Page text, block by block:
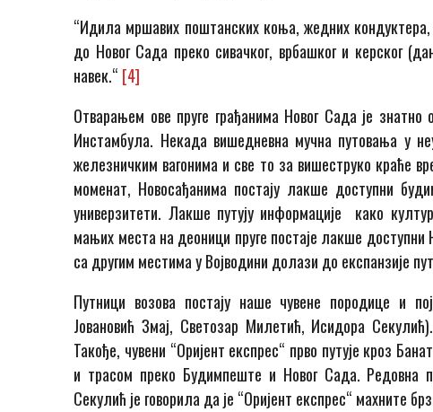
“Идила мршавих поштанских коња, жедних
до Новог Сада преко сивачког, врбашког и керског
навек.“ [4]
Отварањем ове пруге грађанима Новог Сада је
Инстамбула. Некада вишедневна мучна путовања у
железничким вагонима и све то за вишеструко краће
моменат, Новосађанима постају лакше доступни
универзитети. Лакше путују информације како
мањих места на деоници пруге постаје лакше
са другим местима у Војводини долази до експанзије
Путници возова постају наше чувене породице и
Јовановић Змај, Светозар Милетић, Исидора
Такође, чувени “Оријент експрес“ прво путује кроз
и трасом преко Будимпеште и Новог Сада. Редовна
Секулић је говорила да је “Оријент експрес“ махните